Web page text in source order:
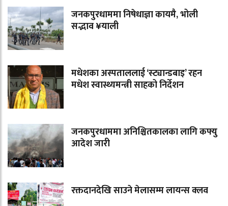
जनकपुरधाममा निषेधाज्ञा कायमै, भोली
सद्भाव ¥याली
मधेशका अस्पताललाई ‘स्ट्यान्डबाइ’ रहन
मधेश स्वास्थ्यमन्त्री साहको निर्देशन
जनकपुरधाममा अनिश्चितकालका लागि कफ्यु
आदेश जारी
रक्तदानदेखि साउने मेलासम्म लायन्स क्लव